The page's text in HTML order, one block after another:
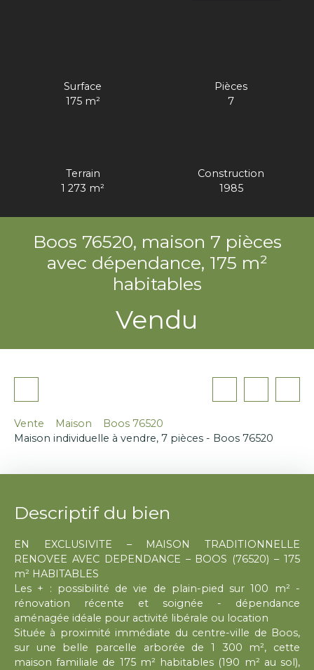
Surface
175 m²
Pièces
7
Terrain
1 273 m²
Construction
1985
Boos 76520, maison 7 pièces
avec dépendance, 175 m²
habitables
Vendu
Vente Maison
Boos 76520
Maison individuelle à vendre, 7 pièces - Boos 76520
Descriptif du bien
EN EXCLUSIVITE – MAISON TRADITIONNELLE
RENOVEE AVEC DEPENDANCE – BOOS (76520) – 175
m² HABITABLES
Les + : possibilité de vie de plain-pied sur 100 m² -
rénovation récente et soignée - dépendance
aménagée idéale pour activité libérale ou location
Située à proximité immédiate du centre-ville de Boos,
sur une belle parcelle arborée de 1 300 m², cette
maison familiale de 175 m² habitables (190 m² au sol),